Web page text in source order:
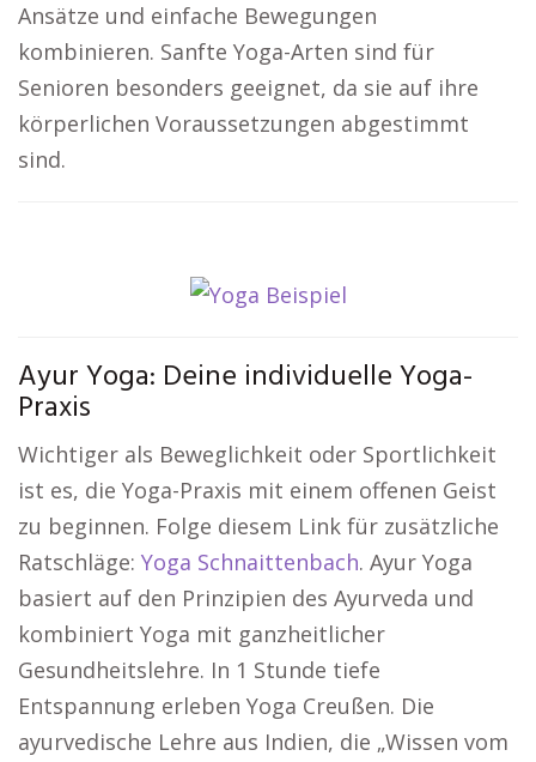
Ansätze und einfache Bewegungen
kombinieren. Sanfte Yoga-Arten sind für
Senioren besonders geeignet, da sie auf ihre
körperlichen Voraussetzungen abgestimmt
sind.
Ayur Yoga: Deine individuelle Yoga-
Praxis
Wichtiger als Beweglichkeit oder Sportlichkeit
ist es, die Yoga-Praxis mit einem offenen Geist
zu beginnen. Folge diesem Link für zusätzliche
Ratschläge: Yoga Schnaittenbach. Ayur Yoga
basiert auf den Prinzipien des Ayurveda und
kombiniert Yoga mit ganzheitlicher
Gesundheitslehre. In 1 Stunde tiefe
Entspannung erleben Yoga Creußen. Die
ayurvedische Lehre aus Indien, die „Wissen vom